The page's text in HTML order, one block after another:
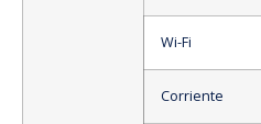
Wi-Fi
Corriente